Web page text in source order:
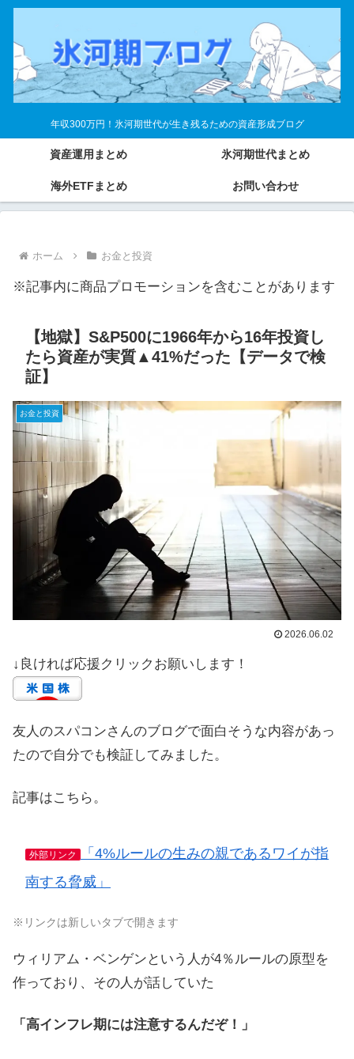
年収300万円！氷河期世代が生き残るための資産形成ブログ
資産運用まとめ 氷河期世代まとめ
海外ETFまとめ お問い合わせ
ホーム お金と投資
※記事内に商品プロモーションを含むことがあります
【地獄】S&P500に1966年から16年投資し
たら資産が実質▲41%だった【データで検
証】
お金と投資
2026.06.02
↓良ければ応援クリックお願いします！
友人のスパコンさんのブログで面白そうな内容があっ
たので自分でも検証してみました。
記事はこちら。
外部リンク
「4%ルールの生みの親であるワイが指
南する脅威」
※リンクは新しいタブで開きます
ウィリアム・ベンゲンという人が4％ルールの原型を
作っており、その人が話していた
「高インフレ期には注意するんだぞ！」